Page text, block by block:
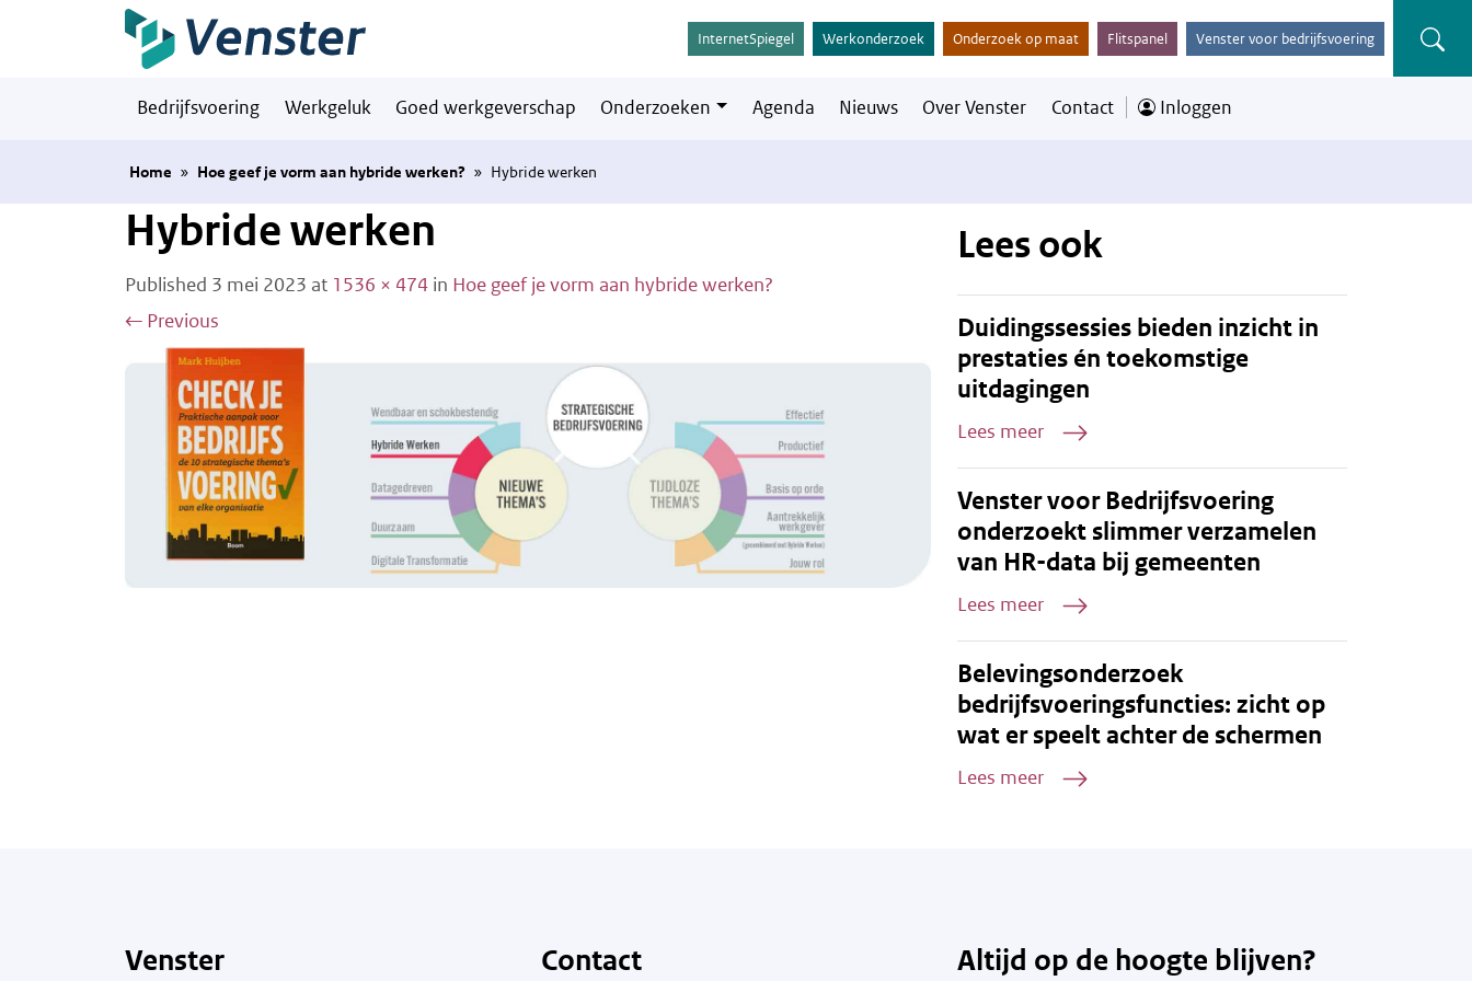
Naar hoofdinhoud
InternetSpiegel Werkonderzoek Onderzoek op maat Flitspanel Venster voor bedrijfsvoering
Bedrijfsvoering Werkgeluk Goed werkgeverschap Onderzoeken Agenda Nieuws Over Venster Contact Inloggen
Home » Hoe geef je vorm aan hybride werken? » Hybride werken
Hybride werken
Published 3 mei 2023 at 1536 × 474 in Hoe geef je vorm aan hybride werken?
← Previous
Lees ook
Duidingssessies bieden inzicht in
prestaties én toekomstige
uitdagingen
Lees meer
Venster voor Bedrijfsvoering
onderzoekt slimmer verzamelen
van HR-data bij gemeenten
Lees meer
Belevingsonderzoek
bedrijfsvoeringsfuncties: zicht op
wat er speelt achter de schermen
Lees meer
Venster Contact Altijd op de hoogte blijven?